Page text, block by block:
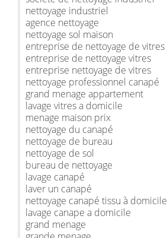
nettoyage industriel
agence nettoyage
nettoyage sol maison
entreprise de nettoyage de vitres
entreprise de nettoyage vitres
entreprise nettoyage de vitres
nettoyage professionnel canapé
grand menage appartement
lavage vitres a domicile
menage maison prix
nettoyage du canapé
nettoyage de bureau
nettoyage de sol
bureau de nettoyage
lavage canapé
laver un canapé
nettoyage canapé tissu à domicile
lavage canape a domicile
grand menage